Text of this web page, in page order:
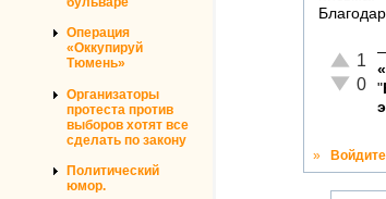
Операция
«Оккупируй
Тюмень»
Организаторы
протеста против
выборов хотят все
сделать по закону
Политический
юмор.
1
0
"
» Войдите